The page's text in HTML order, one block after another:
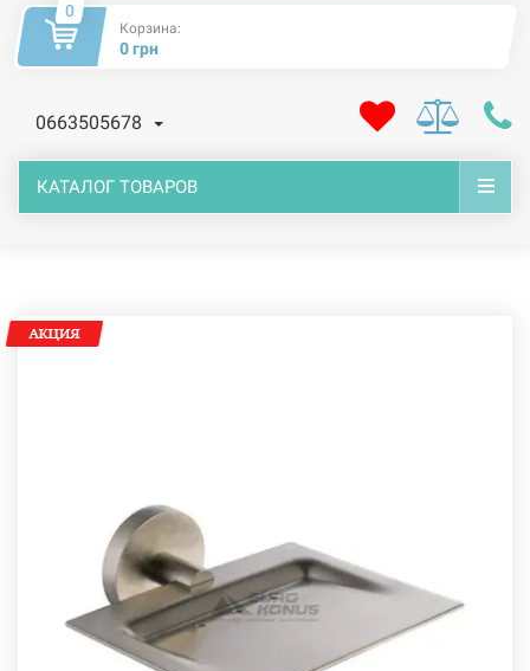
0
Корзина:
0 грн
0663505678
КАТАЛОГ ТОВАРОВ